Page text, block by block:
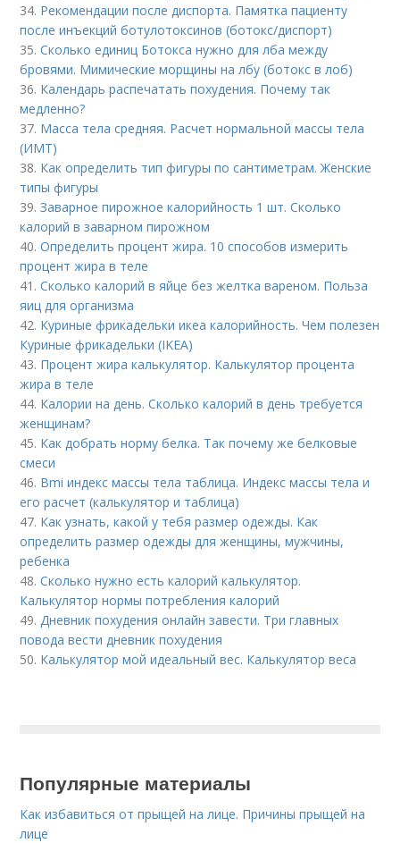
34. Рекомендации после диспорта. Памятка пациенту
после инъекций ботулотоксинов (ботокс/диспорт)
35.Сколько единиц Ботокса нужно для лба между
бровями. Мимические морщины на лбу (ботокс в лоб)
36. Календарь распечатать похудения. Почему так
медленно?
37. Масса тела средняя. Расчет нормальной массы тела
(ИМТ)
38. Как определить тип фигуры по сантиметрам. Женские
типы фигуры
39.Заварное пирожное калорийность 1 шт. Сколько
калорий в заварном пирожном
40.Определить процент жира. 10 способов измерить
процент жира в теле
41.Сколько калорий в яйце без желтка вареном. Польза
яиц для организма
42. Куриные фрикадельки икеа калорийность. Чем полезен
Куриные фрикадельки (IKEA)
43. Процент жира калькулятор. Калькулятор процента
жира в теле
44. Калории на день. Сколько калорий в день требуется
женщинам?
45. Как добрать норму белка. Так почему же белковые
смеси
46. Bmi индекс массы тела таблица. Индекс массы тела и
его расчет (калькулятор и таблица)
47. Как узнать, какой у тебя размер одежды. Как
определить размер одежды для женщины, мужчины,
ребенка
48.Сколько нужно есть калорий калькулятор.
Калькулятор нормы потребления калорий
49. Дневник похудения онлайн завести. Три главных
повода вести дневник похудения
50. Калькулятор мой идеальный вес. Калькулятор веса
Популярные материалы
Как избавиться от прыщей на лице. Причины прыщей на
лице